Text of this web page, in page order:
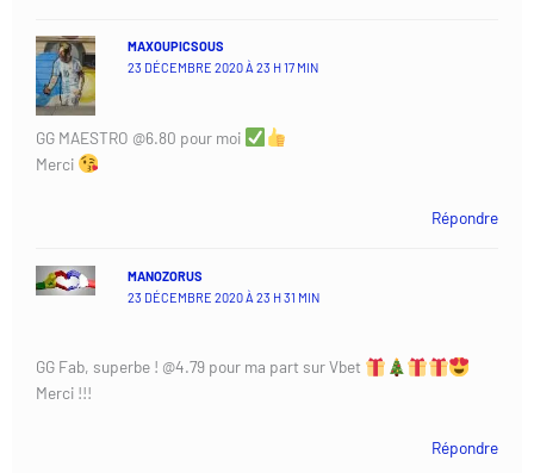
MAXOUPICSOUS
23 DÉCEMBRE 2020 À 23 H 17 MIN
GG MAESTRO @6.80 pour moi
Merci
Répondre
MANOZORUS
23 DÉCEMBRE 2020 À 23 H 31 MIN
GG Fab, superbe ! @4.79 pour ma part sur Vbet
Merci !!!
Répondre